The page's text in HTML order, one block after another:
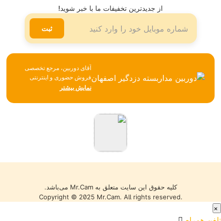
لینکدین
از جدیدترین تخفیفات ما با خبر شوید!
ثبت
آقای دوربین، مرجع تخصصی
فروش حضوری و اینترنتی
تجهیزات نظارتی، امنیتی و
تکیه بر تجربه، مشاوره
قیمت مناسب عرضه می‌شوند
نمایش بیشتر
کلیه حقوق این سایت متعلق به Mr.Cam می‌باشد.
Copyright © 2025 Mr.Cam. All rights reserved.
×